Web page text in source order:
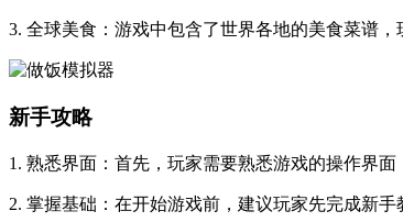
3. 全球美食：游戏中包含了世界各地的美食菜谱
新手攻略
1. 熟悉界面：首先，玩家需要熟悉游戏的操作界
2. 掌握基础：在开始游戏前，建议玩家先完成新